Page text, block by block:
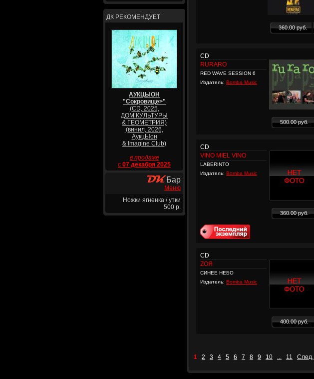
ДК РЕКОМЕНДУЕТ
АУКЦЫОН
"Сокровище>"
(CD, 2025,
ДОМ КУЛЬТУРЫ
& ГЕОМЕТРИЯ)
(винил, 2026,
АукцЫон
& Imagine Club)
в продаже
с 07 декабря 2025
Бар
Меню
Ножки ягненка / утки
500 р.
360.00 руб.
CD
RURARO
RED WAVE SESSION 6
Издатель: Bomba Music
500.00 руб.
CD
VINO MIEL VINO
LABERINTO
Издатель: Bomba Music
360.00 руб.
CD
ZОЯ
СИНЕЕ НЕБО
Издатель: Bomba Music
400.00 руб.
1 2 3 4 5 6 7 8 9 10 ... 11 След.